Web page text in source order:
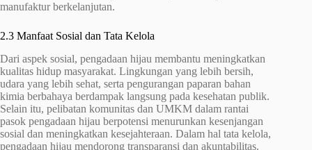
manufaktur berkelanjutan.
2.3 Manfaat Sosial dan Tata Kelola
Dari aspek sosial, pengadaan hijau membantu meningkatkan
kualitas hidup masyarakat. Lingkungan yang lebih bersih,
udara yang lebih sehat, serta pengurangan paparan bahan
kimia berbahaya berdampak langsung pada kesehatan publik.
Selain itu, pelibatan komunitas dan UMKM dalam rantai
pasok pengadaan hijau berpotensi menurunkan kesenjangan
sosial dan meningkatkan kesejahteraan. Dalam hal tata kelola,
pengadaan hijau mendorong transparansi dan akuntabilitas.